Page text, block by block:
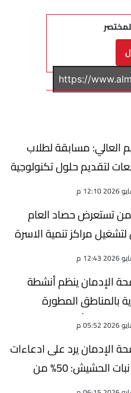
العالي: مسابقة لطلاب
لتقديم حلول تكنولوجية
التنموية والبيئية
تستعرض حصاد العام
لتشغيل مراكز تنمية الاسرة
كريمة
الإدمان ينظم أنشطة
بالمناطق المطورة
طوال أيام العيد
الإدمان يرد على ادعاءات
أمان نبات الحشيش: 50% من
يتعاطونه